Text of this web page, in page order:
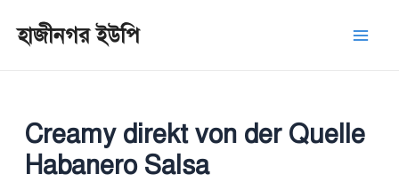
হাজীনগর ইউপি
Creamy direkt von der Quelle
Habanero Salsa
navigation